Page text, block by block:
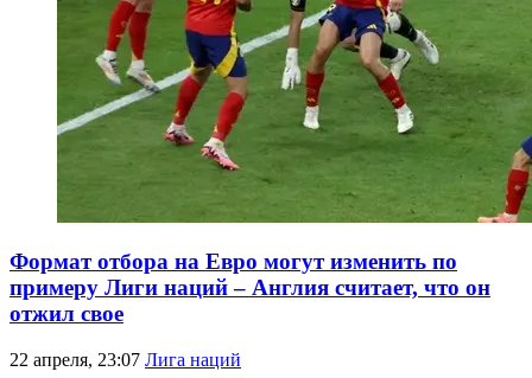
Формат отбора на Евро могут изменить по
примеру Лиги наций – Англия считает, что он
отжил свое
22 апреля, 23:07 Лига наций